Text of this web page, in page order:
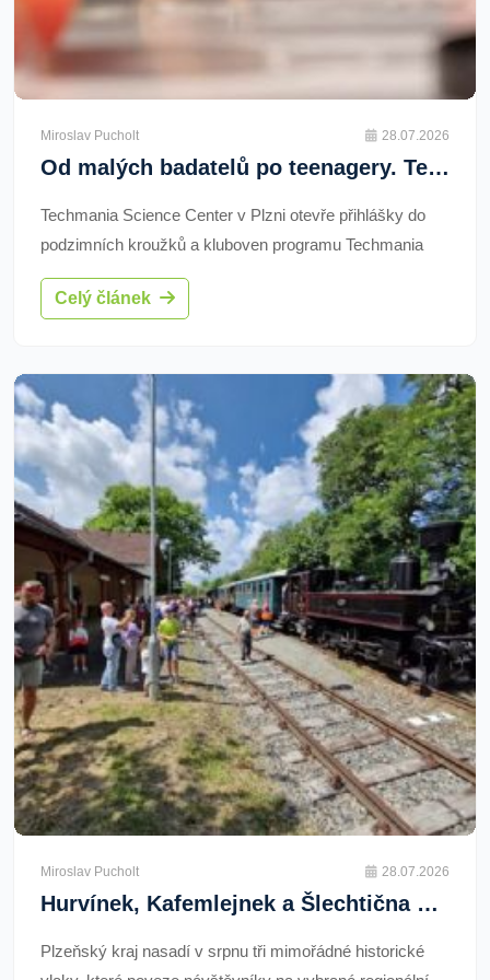
Miroslav Pucholt 28.07.2026
Od malých badatelů po teenagery. Techmania chystá nové kroužky pro nadané děti
Techmania Science Center v Plzni otevře přihlášky do
podzimních kroužků a kluboven programu Techmania
Talent. Nabídka je určena dětem od dvou do 15 let.
Čekají je pokusy, kosmické mise i práce na vlastních
Celý článek
Miroslav Pucholt 28.07.2026
Hurvínek, Kafemlejnek a Šlechtična vyrazí v srpnu na tratě Plzeňského kraje
Plzeňský kraj nasadí v srpnu tři mimořádné historické